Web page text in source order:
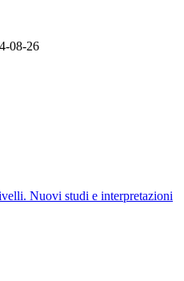
08-26
Nuovi studi e interpretazioni